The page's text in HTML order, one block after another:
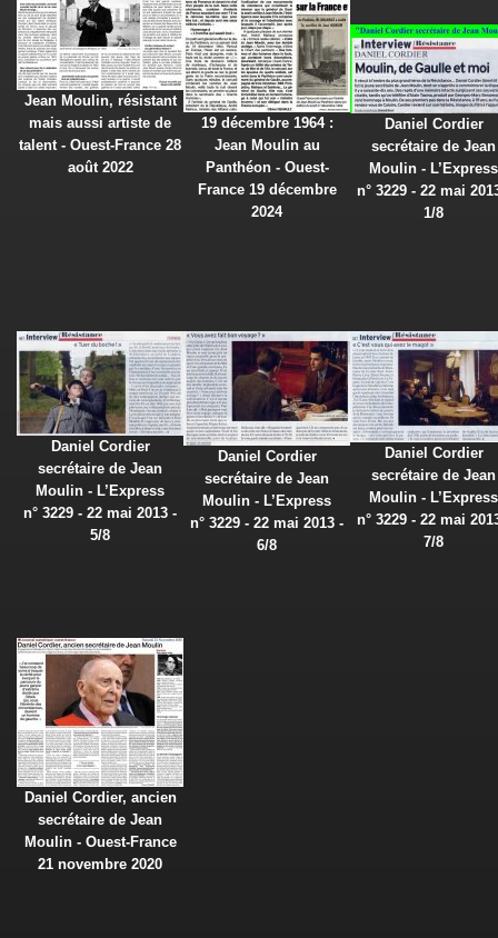
Jean Moulin, résistant
mais aussi artiste de
talent - Ouest-France 28
août 2022
19 décembre 1964 :
Jean Moulin au
Panthéon - Ouest-
France 19 décembre
2024
Daniel Cordier
secrétaire de Jean
Moulin - L’Express
n° 3229 - 22 mai
1/8
Daniel Cordier
secrétaire de Jean
Moulin - L’Express
n° 3229 - 22 mai 2013 -
5/8
Daniel Cordier
secrétaire de Jean
Moulin - L’Express
n° 3229 - 22 mai 2013 -
6/8
Daniel Cordier
secrétaire de Jean
Moulin - L’Express
n° 3229 - 22 mai
7/8
Daniel Cordier, ancien
secrétaire de Jean
Moulin - Ouest-France
21 novembre 2020